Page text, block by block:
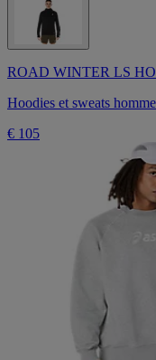
ROAD WINTER LS
Hoodies et sweats homme
€ 105